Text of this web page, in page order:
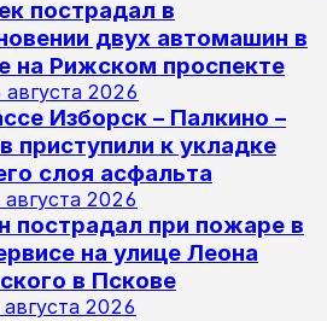
пострадал в
двух автомашин в
на Рижском проспекте
августа 2026
Изборск – Палкино –
приступили к укладке
слоя асфальта
августа 2026
пострадал при пожаре в
на улице Леона
в Пскове
августа 2026